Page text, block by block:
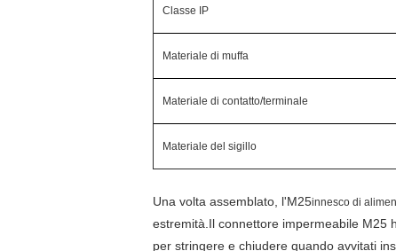
Classe IP
Materiale di muffa
Materiale di contatto/terminale
Materiale del sigillo
Una volta assemblato, l'M25innesco di
estremità.Il connettore impermeabile M25
per stringere e chiudere quando avvitati